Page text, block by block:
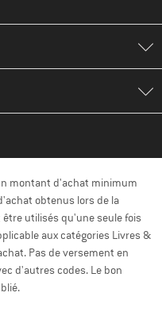
montant d'achat minimum
obtenus lors de la
utilisés qu'une seule fois
aux catégories Livres &
Pas de versement en
d'autres codes. Le bon